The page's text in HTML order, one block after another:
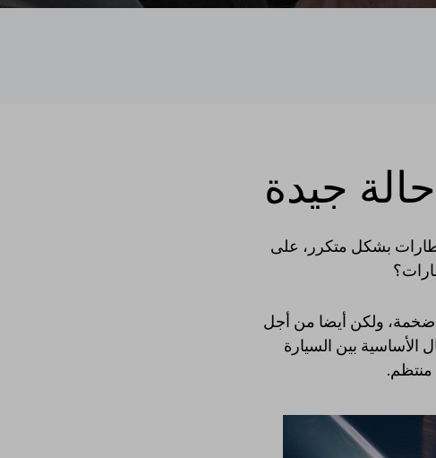
جيدة
بشكل متكرر، على
ضخمة، ولكن أيضا من أجل
الأساسية بين السيارة
منتظم.